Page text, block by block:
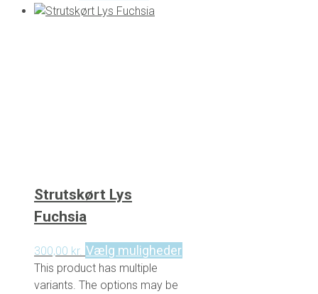
Strutskørt Lys
Fuchsia
300,00 kr. Vælg muligheder
This product has multiple
variants. The options may be